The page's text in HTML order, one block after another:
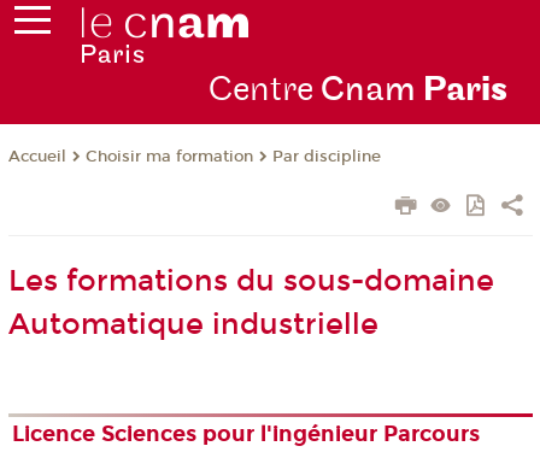
Centre Cnam Paris
Accueil Choisir ma formation Par discipline
Les formations du sous-domaine
Automatique industrielle
Licence Sciences pour l'ingénieur Parcours